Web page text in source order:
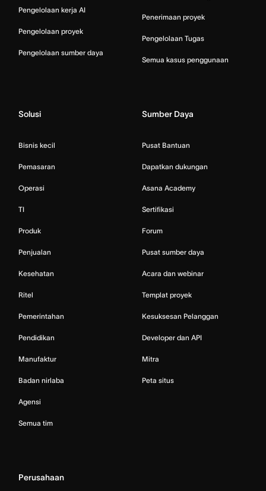
Pengelolaan kerja AI
Pengelolaan proyek
Pengelolaan sumber daya
Penerimaan proyek
Pengelolaan Tugas
Semua kasus penggunaan
Solusi
Bisnis kecil
Pemasaran
Operasi
TI
Produk
Penjualan
Kesehatan
Ritel
Pemerintahan
Pendidikan
Manufaktur
Badan nirlaba
Agensi
Semua tim
Sumber Daya
Pusat Bantuan
Dapatkan dukungan
Asana Academy
Sertifikasi
Forum
Pusat sumber daya
Acara dan webinar
Templat proyek
Kesuksesan Pelanggan
Developer dan API
Mitra
Peta situs
Perusahaan